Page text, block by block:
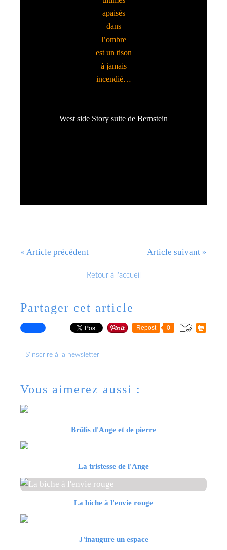
apaisés
dans
l’ombre
est un tison
à jamais
incendié…
West side Story suite de Bernstein
« Article précédent Article suivant »
Retour à l'accueil
Partager cet article
Repost 0
S'inscrire à la newsletter
Vous aimerez aussi :
Brûlis d'Ange et de pierre
La tristesse de l'Ange
La biche à l'envie rouge
J'inaugure un espace